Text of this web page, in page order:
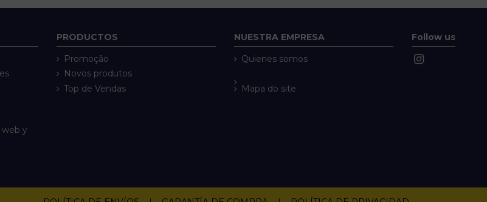
web y
PRODUCTOS
Promoção
Novos produtos
Top de Vendas
NUESTRA EMPRESA
Quienes somos
Mapa do site
Follow us